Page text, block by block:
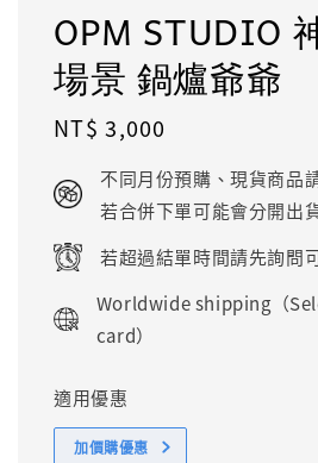
OPM STUDIO
場景 鍋爐爺爺
Regular
NT$ 3,000
不同月份預購、現貨商品
若合併下單可能會分開出
若超過結單時間請先詢問
Worldwide shipping（
card）
適用優惠
加價購優惠